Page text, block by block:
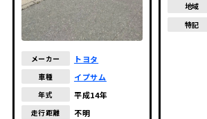
メーカー トヨタ
車種 イプサム
年式 平成14年
走行距離 不明
地域
特記